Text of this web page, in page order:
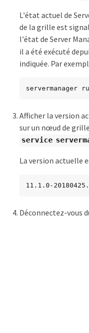
L'état actuel de
de la grille est
l'état de Server
il a été exécuté
indiquée. Par
servermanager
Afficher la version
sur un nœud de
service
La version actuelle
11.1.0-
Déconnectez-vous